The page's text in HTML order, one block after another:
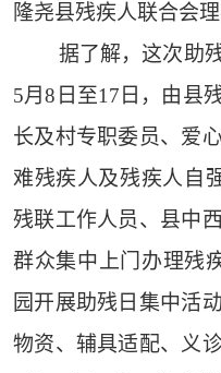
隆尧县残疾人联合会
据了解，这次助
5月8日至17日，由县
长及村专职委员、爱
难残疾人及残疾人自
残联工作人员、县中
群众集中上门办理残
园开展助残日集中活
物资、辅具适配、义